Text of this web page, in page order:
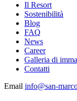
Il Resort
Sostenibilità
Blog
FAQ
News
Career
Galleria di
Contatti
Email info@san-